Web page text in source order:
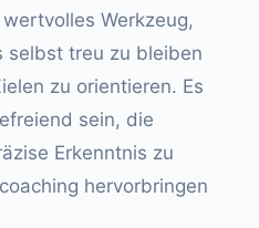
Werkzeug,
selbst treu zu bleiben
zu orientieren. Es
sein, die
Erkenntnis zu
hervorbringen